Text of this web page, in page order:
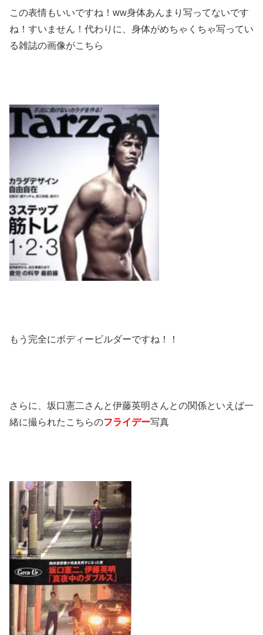
この表情もいいですね！ww身体あんまり写ってないです
ね！すいません！代わりに、身体がめちゃくちゃ写ってい
る雑誌の画像がこちら
もう完全にボディービルダーですね！！
さらに、坂口憲二さんと伊藤英明さんとの関係といえば一
緒に撮られたこちらのフライデー写真